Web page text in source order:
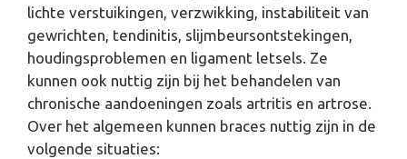
lichte verstuikingen, verzwikking, instabiliteit van
gewrichten, tendinitis, slijmbeursontstekingen,
houdingsproblemen en ligament letsels. Ze
kunnen ook nuttig zijn bij het behandelen van
chronische aandoeningen zoals artritis en artrose.
Over het algemeen kunnen braces nuttig zijn in de
volgende situaties: